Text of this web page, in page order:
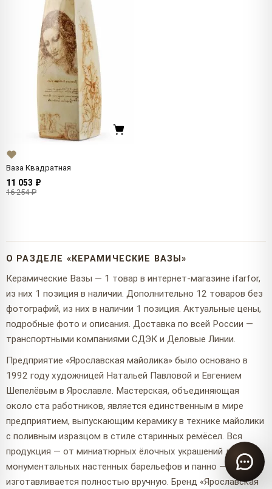
Ваза Квадратная
11 053 ₽
16 254 ₽
О РАЗДЕЛЕ «КЕРАМИЧЕСКИЕ ВАЗЫ»
Керамические Вазы — 1 товар в интернет-магазине ifarfor,
из них 1 позиция в наличии. Дополнительно 12 товаров без
фотографий, из них в наличии 1 позиция. Актуальные цены,
подробные фото и описания. Доставка по всей России —
транспортными компаниями СДЭК и Деловые Линии.
Предприятие «Ярославская майолика» было основано в
1992 году художницей Натальей Павловой и Евгением
Шепелёвым в Ярославле. Мастерская, объединяющая
около ста работников, является единственным в мире
предприятием, выпускающим керамику в технике майолики
с поливным изразцом в стиле старинных ремёсел. Вся
продукция — от миниатюрных ёлочных украшений до
монументальных настенных барельефов и панно —
изготавливается полностью вручную. Бренд «Ярославская